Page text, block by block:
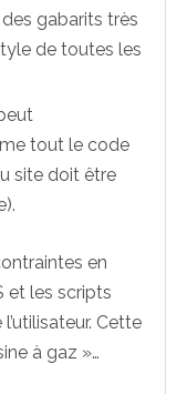
gabarits très
de toutes les
tout le code
site doit être
en
et les scripts
Cette
à gaz »…